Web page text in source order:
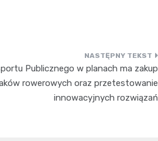
Publicznego w planach ma zakup
rowerowych oraz przetestowanie
innowacyjnych rozwiązań